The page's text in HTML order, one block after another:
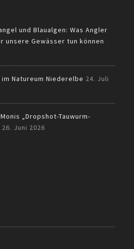
und Blaualgen: Was Angler
unsere Gewässer tun können
Natureum Niederelbe 24. Juli
„Dropshot-Tauwurm-
26. Juni 2026